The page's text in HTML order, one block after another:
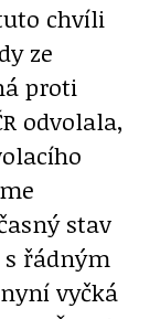
chvíli
ze
proti
odvolala,
stav
řádným
vyčká